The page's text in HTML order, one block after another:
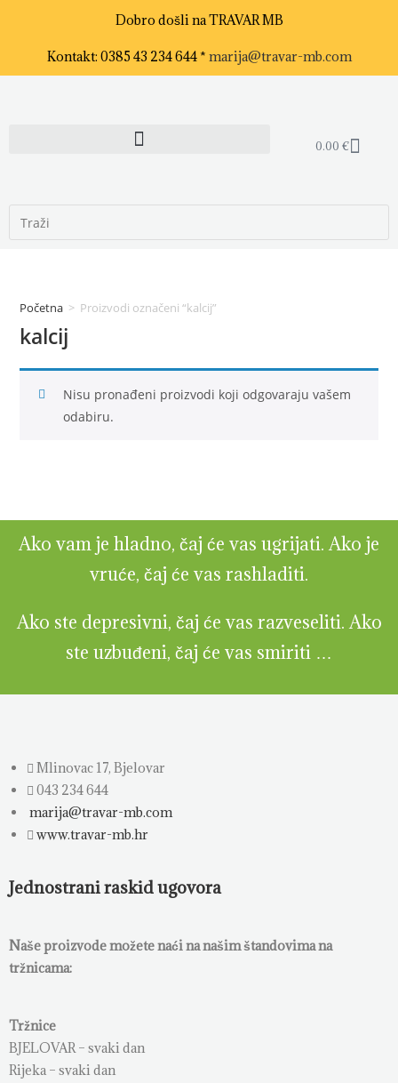
Dobro došli na TRAVAR MB
Kontakt: 0385 43 234 644 * marija@travar-mb.com
0.00€
Početna > Proizvodi označeni “kalcij”
kalcij
Nisu pronađeni proizvodi koji odgovaraju vašem
odabiru.
Ako vam je hladno, čaj će vas ugrijati. Ako je
vruće, čaj će vas rashladiti.
Ako ste depresivni, čaj će vas razveseliti. Ako
ste uzbuđeni, čaj će vas smiriti …
Mlinovac 17, Bjelovar
043 234 644
marija@travar-mb.com
www.travar-mb.hr
Jednostrani raskid ugovora
Naše proizvode možete naći na našim štandovima na
tržnicama:
Tržnice
BJELOVAR – svaki dan
Rijeka – svaki dan